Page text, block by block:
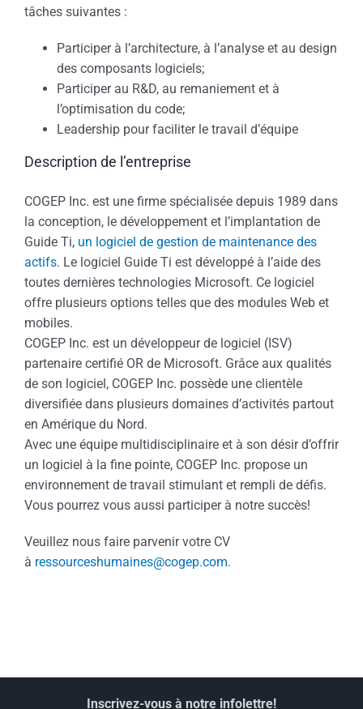
tâches suivantes :
Participer à l’architecture, à l’analyse et au design
des composants logiciels;
Participer au R&D, au remaniement et à
l’optimisation du code;
Leadership pour faciliter le travail d’équipe
Description de l’entreprise
COGEP Inc. est une firme spécialisée depuis 1989 dans
la conception, le développement et l’implantation de
Guide Ti, un logiciel de gestion de maintenance des
actifs. Le logiciel Guide Ti est développé à l’aide des
toutes dernières technologies Microsoft. Ce logiciel
offre plusieurs options telles que des modules Web et
mobiles.
COGEP Inc. est un développeur de logiciel (ISV)
partenaire certifié OR de Microsoft. Grâce aux qualités
de son logiciel, COGEP Inc. possède une clientèle
diversifiée dans plusieurs domaines d’activités partout
en Amérique du Nord.
Avec une équipe multidisciplinaire et à son désir d’offrir
un logiciel à la fine pointe, COGEP Inc. propose un
environnement de travail stimulant et rempli de défis.
Vous pourrez vous aussi participer à notre succès!
Veuillez nous faire parvenir votre CV
à ressourceshumaines@cogep.com.
Inscrivez-vous à notre infolettre!